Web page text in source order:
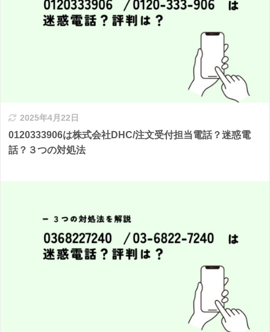
2025年4月22日
0120333906は株式会社DHC/注文受付担当電話？迷惑電
話？３つの対処法